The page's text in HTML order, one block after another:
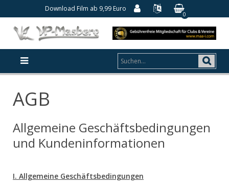
Download Film ab 9,99 Euro
0
AGB
Allgemeine Geschäftsbedingungen
und Kundeninformationen
I. Allgemeine Geschäftsbedingungen